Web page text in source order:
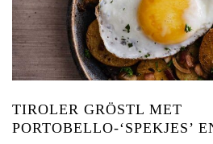
TIROLER GRÖSTL MET
PORTOBELLO-‘SPEKJES’